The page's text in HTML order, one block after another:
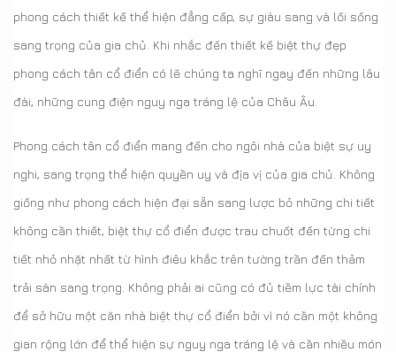
phong cách thiết kế thể hiện đẳng cấp, sự giàu sang và lối sống
sang trọng của gia chủ. Khi nhắc đến thiết kế biệt thự đẹp
phong cách tân cổ điển có lẽ chúng ta nghĩ ngay đến những lâu
đài, những cung điện nguy nga tráng lệ của Châu Âu.
Phong cách tân cổ điển mang đến cho ngôi nhà của biệt sự uy
nghi, sang trọng thể hiện quyền uy và địa vị của gia chủ. Không
giống như phong cách hiện đại sẵn sang lược bỏ những chi tiết
không cần thiết, biệt thự cổ điển được trau chuốt đến từng chi
tiết nhỏ nhặt nhất từ hình điêu khắc trên tường trần đến thảm
trải sàn sang trọng. Không phải ai cũng có đủ tiềm lực tài chính
để sở hữu một căn nhà biệt thự cổ điển bởi vì nó cần một không
gian rộng lớn để thể hiện sự nguy nga tráng lệ và cần nhiều món